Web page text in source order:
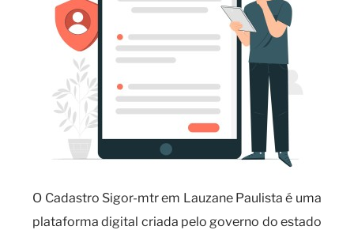
O Cadastro Sigor-mtr em Lauzane Paulista é uma
plataforma digital criada pelo governo do estado